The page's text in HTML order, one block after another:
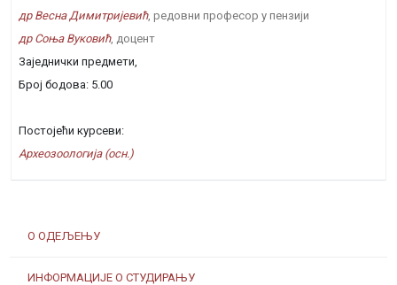
О ОДЕЉЕЊУ
ИНФОРМАЦИЈЕ О СТУДИРАЊУ
др Весна Димитријевић, редовни професор у пензији
др Соња Вуковић, доцент
Заједнички предмети,
Број бодова: 5.00
Постојећи курсеви:
Археозоологија (осн.)